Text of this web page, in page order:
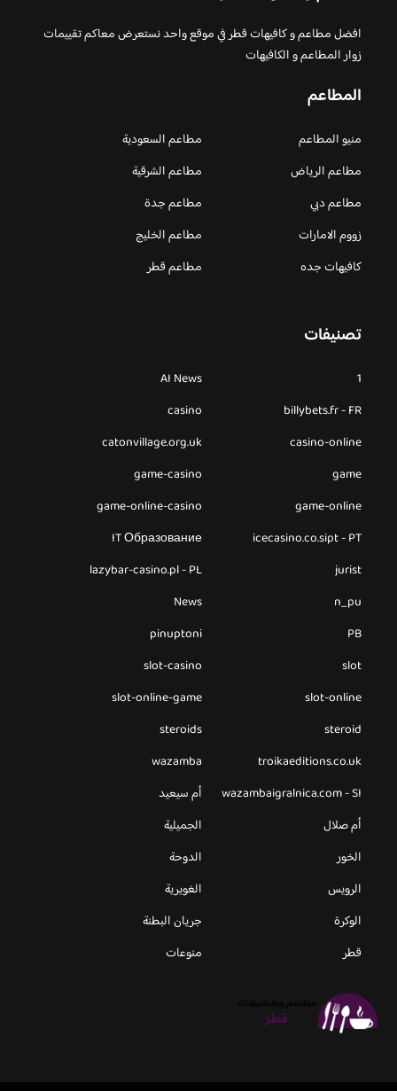
افضل مطاعم و كافيهات قطر في موقع واحد نستعرض معاكم تقييمات
زوار المطاعم و الكافيهات
المطاعم
منيو المطاعم
مطاعم السعودية
مطاعم الرياض
مطاعم الشرقية
مطاعم دبي
مطاعم جدة
زووم الامارات
مطاعم الخليج
كافيهات جده
مطاعم قطر
تصنيفات
1
AI News
billybets.fr - FR
casino
casino-online
catonvillage.org.uk
game
game-casino
game-online
game-online-casino
icecasino.co.sipt - PT
IT Образование
jurist
lazybar-casino.pl - PL
n_pu
News
PB
pinuptoni
slot
slot-casino
slot-online
slot-online-game
steroid
steroids
troikaeditions.co.uk
wazamba
wazambaigralnica.com - SI
أم سيعيد
أم صلال
الجميلية
الخور
الدوحة
الرويس
الغويرية
الوكرة
جريان البطنة
قطر
منوعات